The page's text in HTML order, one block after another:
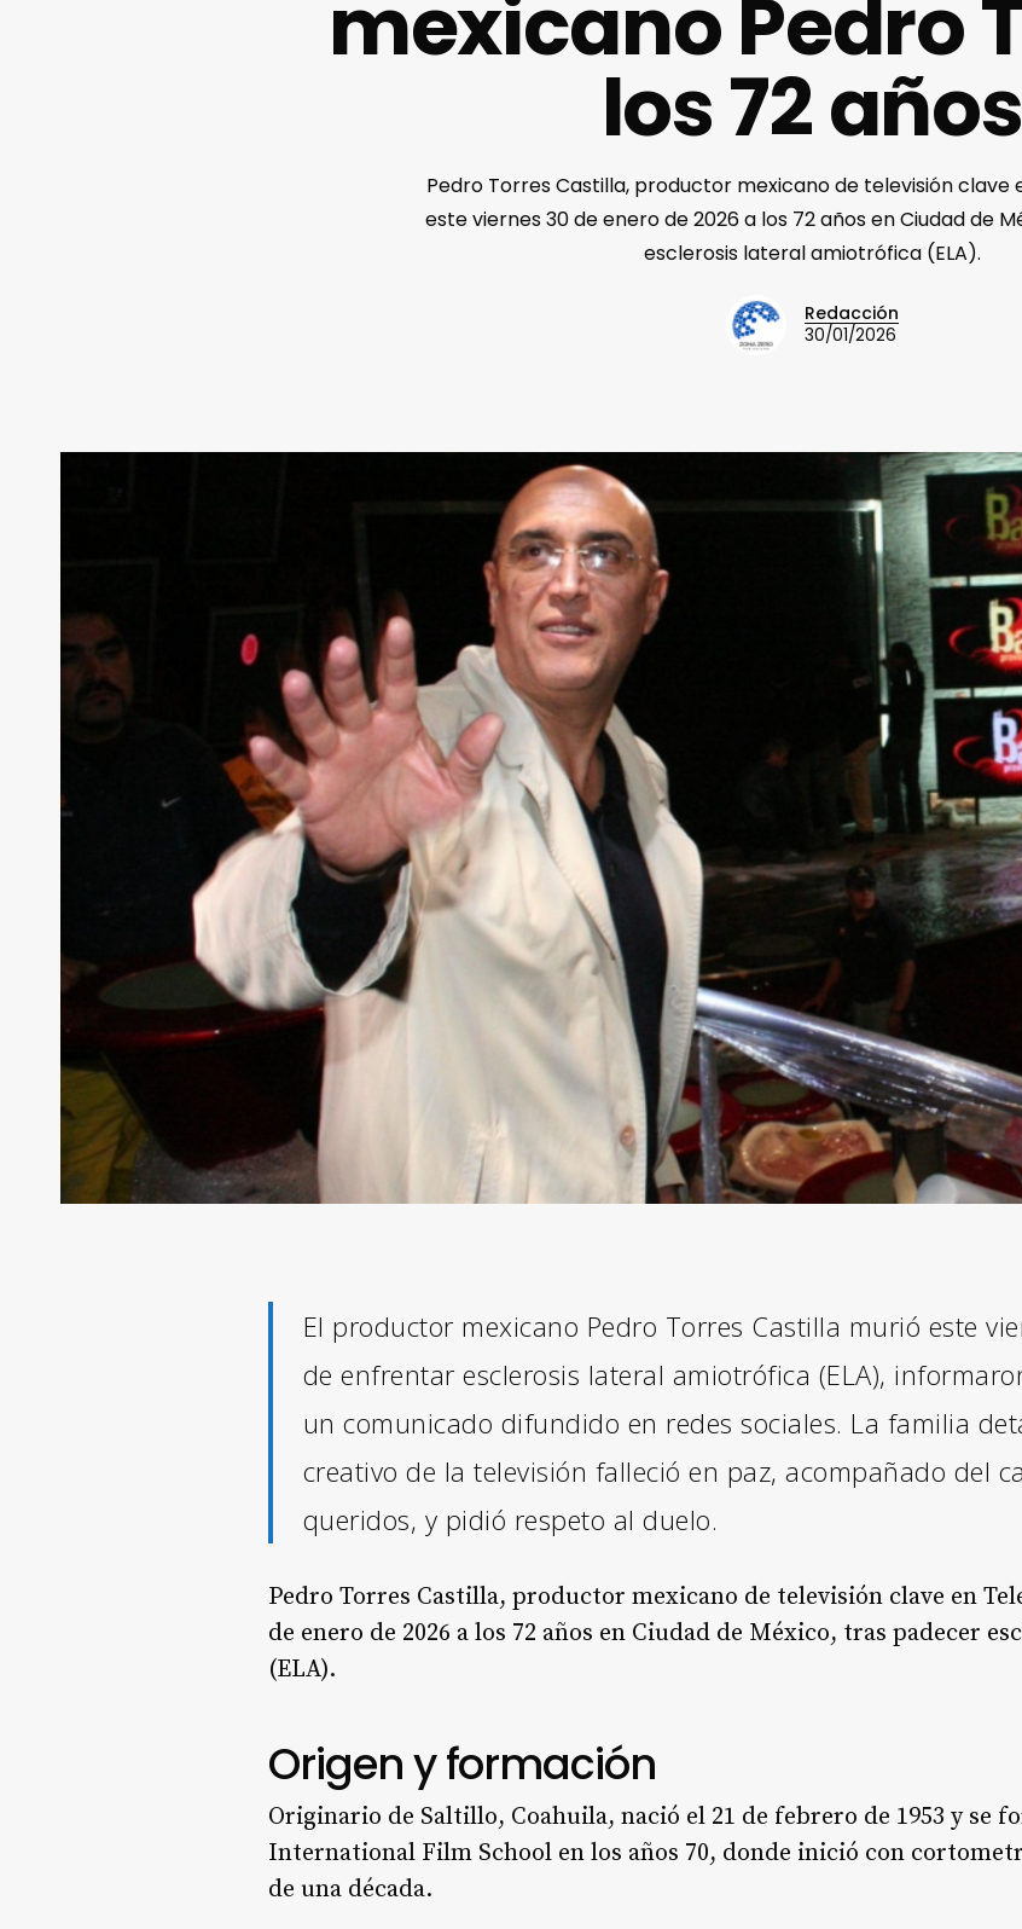
mexicano Pedro
los 72 años
Pedro Torres Castilla, productor mexicano de televisión clave
este viernes 30 de enero de 2026 a los 72 años en Ciudad de
esclerosis lateral amiotrófica (ELA).
Redacción
30/01/2026
El productor mexicano Pedro Torres Castilla murió este
de enfrentar esclerosis lateral amiotrófica (ELA),
un comunicado difundido en redes sociales. La familia
creativo de la televisión falleció en paz, acompañado del
queridos, y pidió respeto al duelo.
Pedro Torres Castilla, productor mexicano de televisión clave en
de enero de 2026 a los 72 años en Ciudad de México, tras padecer
(ELA).
Origen y formación
Originario de Saltillo, Coahuila, nació el 21 de febrero de 1953 y se
International Film School en los años 70, donde inició con
de una década.